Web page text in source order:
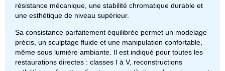
résistance mécanique, une stabilité chromatique durable et
une esthétique de niveau supérieur.
Sa consistance parfaitement équilibrée permet un modelage
précis, un sculptage fluide et une manipulation confortable,
même sous lumière ambiante. Il est indiqué pour toutes les
restaurations directes : classes I à V, reconstructions